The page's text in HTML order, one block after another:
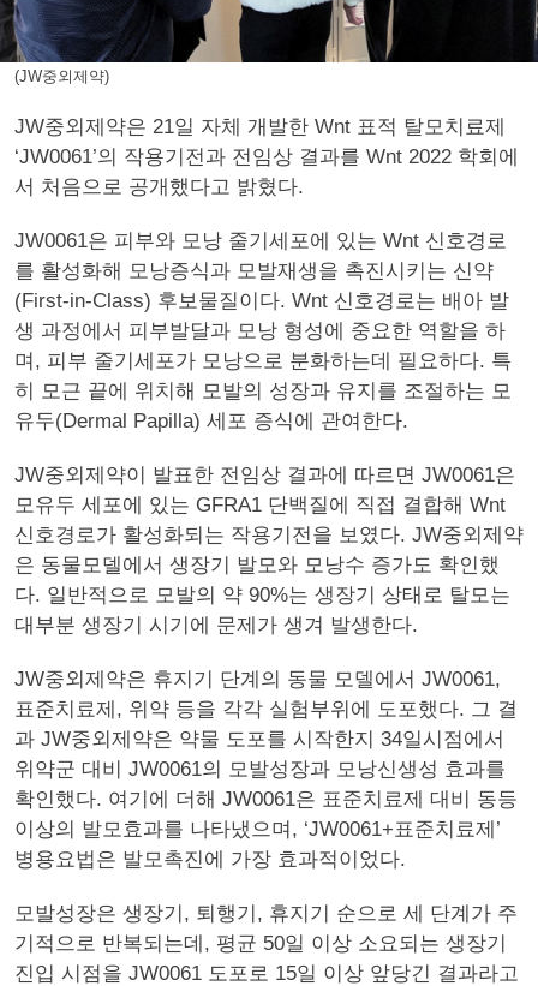
(JW중외제약)
JW중외제약은 21일 자체 개발한 Wnt 표적 탈모치료제
‘JW0061’의 작용기전과 전임상 결과를 Wnt 2022 학회에
서 처음으로 공개했다고 밝혔다.
JW0061은 피부와 모낭 줄기세포에 있는 Wnt 신호경로
를 활성화해 모낭증식과 모발재생을 촉진시키는 신약
(First-in-Class) 후보물질이다. Wnt 신호경로는 배아 발
생 과정에서 피부발달과 모낭 형성에 중요한 역할을 하
며, 피부 줄기세포가 모낭으로 분화하는데 필요하다. 특
히 모근 끝에 위치해 모발의 성장과 유지를 조절하는 모
유두(Dermal Papilla) 세포 증식에 관여한다.
JW중외제약이 발표한 전임상 결과에 따르면 JW0061은
모유두 세포에 있는 GFRA1 단백질에 직접 결합해 Wnt
신호경로가 활성화되는 작용기전을 보였다. JW중외제약
은 동물모델에서 생장기 발모와 모낭수 증가도 확인했
다. 일반적으로 모발의 약 90%는 생장기 상태로 탈모는
대부분 생장기 시기에 문제가 생겨 발생한다.
JW중외제약은 휴지기 단계의 동물 모델에서 JW0061,
표준치료제, 위약 등을 각각 실험부위에 도포했다. 그 결
과 JW중외제약은 약물 도포를 시작한지 34일시점에서
위약군 대비 JW0061의 모발성장과 모낭신생성 효과를
확인했다. 여기에 더해 JW0061은 표준치료제 대비 동등
이상의 발모효과를 나타냈으며, ‘JW0061+표준치료제’
병용요법은 발모촉진에 가장 효과적이었다.
모발성장은 생장기, 퇴행기, 휴지기 순으로 세 단계가 주
기적으로 반복되는데, 평균 50일 이상 소요되는 생장기
진입 시점을 JW0061 도포로 15일 이상 앞당긴 결과라고